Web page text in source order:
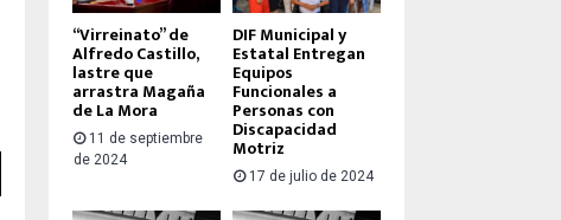
“Virreinato” de
Alfredo Castillo,
lastre que
arrastra Magaña
de La Mora
11 de septiembre
de 2024
DIF Municipal y
Estatal Entregan
Equipos
Funcionales a
Personas con
Discapacidad
Motriz
17 de julio de 2024